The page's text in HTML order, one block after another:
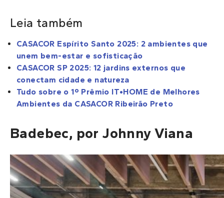
Leia também
CASACOR Espírito Santo 2025: 2 ambientes que
unem bem-estar e sofisticação
CASACOR SP 2025: 12 jardins externos que
conectam cidade e natureza
Tudo sobre o 1º Prêmio IT•HOME de Melhores
Ambientes da CASACOR Ribeirão Preto
Badebec, por Johnny Viana